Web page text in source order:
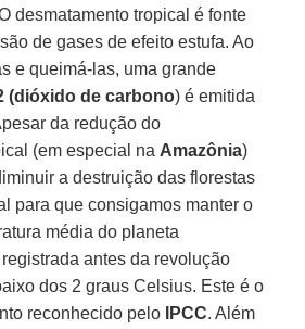
desmatamento tropical é fonte
de gases de efeito estufa. Ao
e queimá-las, uma grande
(dióxido de carbono) é emitida
da redução do
(em especial na Amazônia)
a destruição das florestas
para que consigamos manter o
média do planeta
antes da revolução
dos 2 graus Celsius. Este é o
reconhecido pelo
IPCC. Além